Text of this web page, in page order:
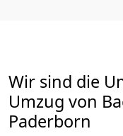
Wir sind die
Umzug von
Paderborn